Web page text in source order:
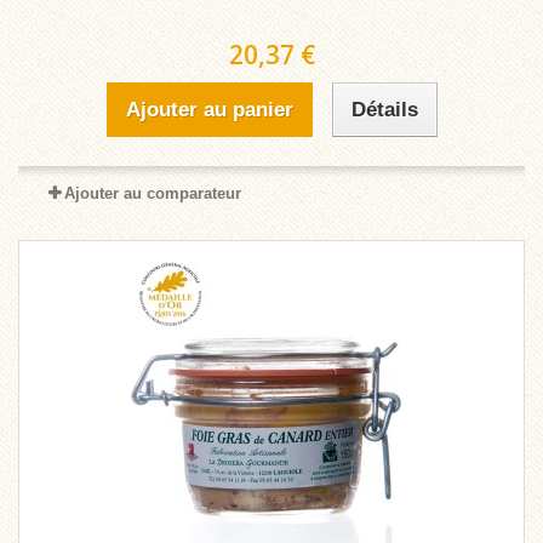
20,37 €
Ajouter au panier Détails
Ajouter au comparateur